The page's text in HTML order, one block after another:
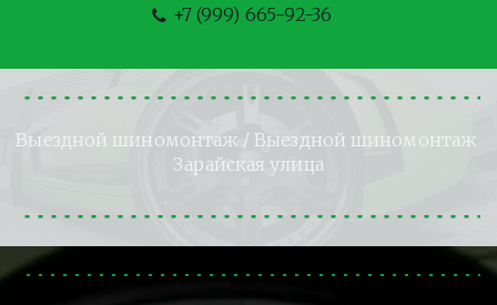
+7 (999) 665-92-36
Выездной шиномонтаж / Выездной шиномонтаж
Зарайская улица